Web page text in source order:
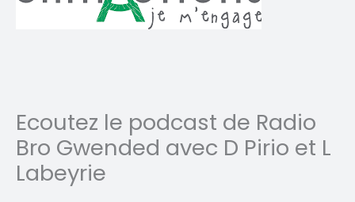
Ecoutez le podcast de Radio
Bro Gwended avec D Pirio et L
Labeyrie